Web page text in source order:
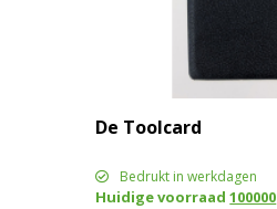
De Toolcard
Bedrukt in werkdagen
Huidige voorraad100000